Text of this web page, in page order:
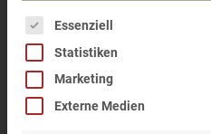
Holztisch auf
musst du
Wer einen Holztisch
Es folgt eine Liste der
Essenziell
Statistiken
Marketing
Externe Medien